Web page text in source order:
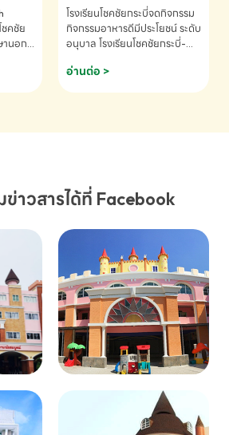
K2(Grop) โรงเรียนโชคชัยกระบี่-
สอบถามข้อมูลเพิ่มเติม โทร.
075-691910
ชคชัย
านอก
ษะ
เรียนรู้
โรงเรียนโชคชัยกระบี่จดกิจกรรม
กิจกรรมอาหารดีมีประโยชน์ ระดับ
อนุบาล โรงเรียนโชคชัยกระบี่-
075-691910
อ่านต่อ >
าวสารได้ที่ Facebook